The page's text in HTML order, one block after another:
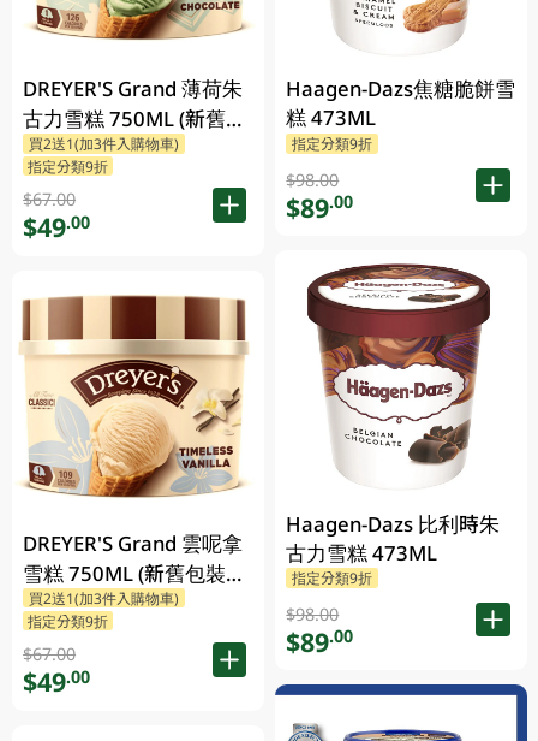
DREYER'S Grand 薄荷朱
古力雪糕 750ML (新舊包
裝隨機發貨)
買2送1(加3件入購物車)
指定分類9折
$67.00
$49.00
DREYER'S Grand 雲呢拿
雪糕 750ML (新舊包裝隨
機發貨)
買2送1(加3件入購物車)
指定分類9折
$67.00
$49.00
Haagen-Dazs焦糖脆餅雪
糕 473ML
指定分類9折
$98.00
$89.00
Haagen-Dazs 比利時朱
古力雪糕 473ML
指定分類9折
$98.00
$89.00